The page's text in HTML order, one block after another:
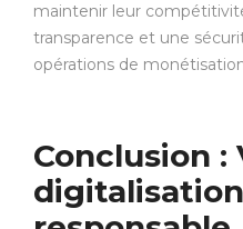
maintenir leur
transparence et une
opérations de
Conclusion :